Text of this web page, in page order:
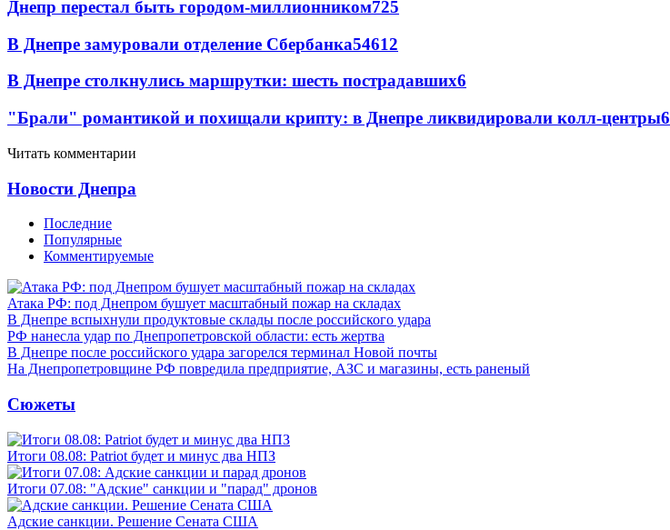
Днепр перестал быть городом-миллионником725
В Днепре замуровали отделение Сбербанка54612
В Днепре столкнулись маршрутки: шесть пострадавших6
"Брали" романтикой и похищали крипту: в Днепре ликвидировали колл-центры6
Читать комментарии
Новости Днепра
Последние
Популярные
Комментируемые
Атака РФ: под Днепром бушует масштабный пожар на складах
В Днепре вспыхнули продуктовые склады после российского удара
РФ нанесла удар по Днепропетровской области: есть жертва
В Днепре после российского удара загорелся терминал Новой почты
На Днепропетровщине РФ повредила предприятие, АЗС и магазины, есть раненый
Сюжеты
Итоги 08.08: Patriot будет и минус два НПЗ
Итоги 07.08: "Адские" санкции и "парад" дронов
Адские санкции. Решение Сената США